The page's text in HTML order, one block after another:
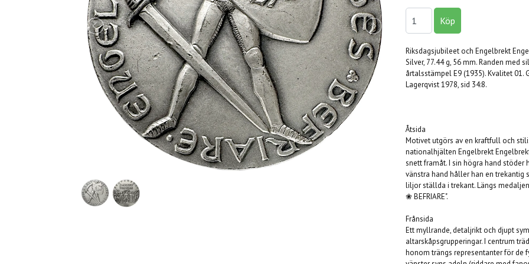
Riksdagsjubileet och Engelbrekt
Silver, 77.44 g, 56 mm. Randen med
årtalsstämpel E9 (1935). Kvalitet 01.
Lagerqvist 1978, sid 34:8.
Åtsida
Motivet utgörs av en kraftfull och
nationalhjälten Engelbrekt
snett framåt. I sin högra hand stöder
vänstra hand håller han en trekantig
liljor ställda i trekant. Längs
❀ BEFRIARE".
Frånsida
Ett myllrande, detaljrikt och djupt
altarskåpsgrupperingar. I centrum
honom trängs representanter för de